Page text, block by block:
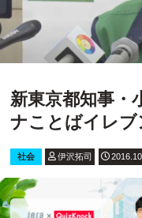
新東京都知事・
ナことばイレブ
社会 伊沢拓司